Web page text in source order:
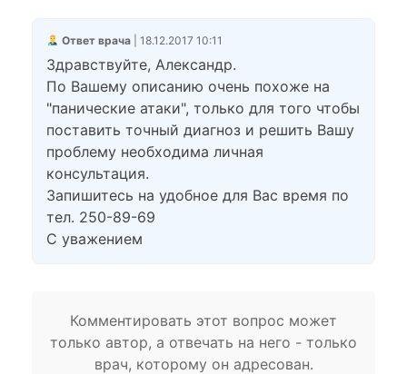
Ответ врача| 18.12.2017 10:11
Здравствуйте, Александр.
По Вашему описанию очень похоже на
"панические атаки", только для того чтобы
поставить точный диагноз и решить Вашу
проблему необходима личная
консультация.
Запишитесь на удобное для Вас время по
тел. 250-89-69
С уважением
Комментировать этот вопрос может
только автор, а отвечать на него - только
врач, которому он адресован.